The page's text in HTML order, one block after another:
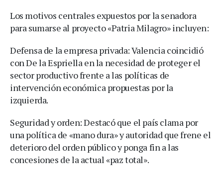
Los motivos centrales expuestos por la senadora
para sumarse al proyecto «Patria Milagro» incluyen:
Defensa de la empresa privada: Valencia coincidió
con De la Espriella en la necesidad de proteger el
sector productivo frente a las políticas de
intervención económica propuestas por la
izquierda.
Seguridad y orden: Destacó que el país clama por
una política de «mano dura» y autoridad que frene el
deterioro del orden público y ponga fin a las
concesiones de la actual «paz total».